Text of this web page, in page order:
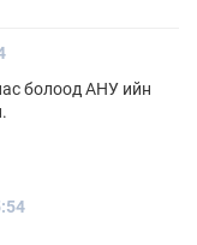
болоод АНУ ийн